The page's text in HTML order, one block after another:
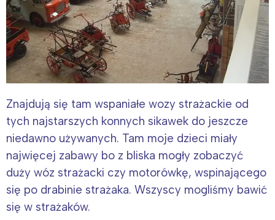
Znajdują się tam wspaniałe wozy strażackie od
tych najstarszych konnych sikawek do jeszcze
niedawno używanych. Tam moje dzieci miały
najwięcej zabawy bo z bliska mogły zobaczyć
duży wóz strażacki czy motorówkę, wspinającego
się po drabinie strażaka. Wszyscy mogliśmy bawić
się w strażaków.